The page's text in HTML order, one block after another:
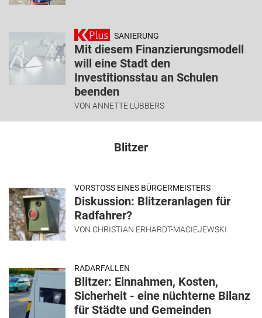
SANIERUNG
Mit diesem Finanzierungsmodell
will eine Stadt den
Investitionsstau an Schulen
beenden
VON ANNETTE LÜBBERS
Blitzer
VORSTOSS EINES BÜRGERMEISTERS
Diskussion: Blitzeranlagen für
Radfahrer?
VON CHRISTIAN ERHARDT-MACIEJEWSKI
RADARFALLEN
Blitzer: Einnahmen, Kosten,
Sicherheit - eine nüchterne Bilanz
für Städte und Gemeinden